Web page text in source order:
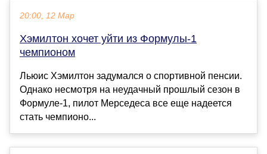
20:00, 12 Мар
Хэмилтон хочет уйти из Формулы-1
чемпионом
Льюис Хэмилтон задумался о спортивной пенсии.
Однако несмотря на неудачный прошлый сезон в
Формуле-1, пилот Мерседеса все еще надеется
стать чемпионо...